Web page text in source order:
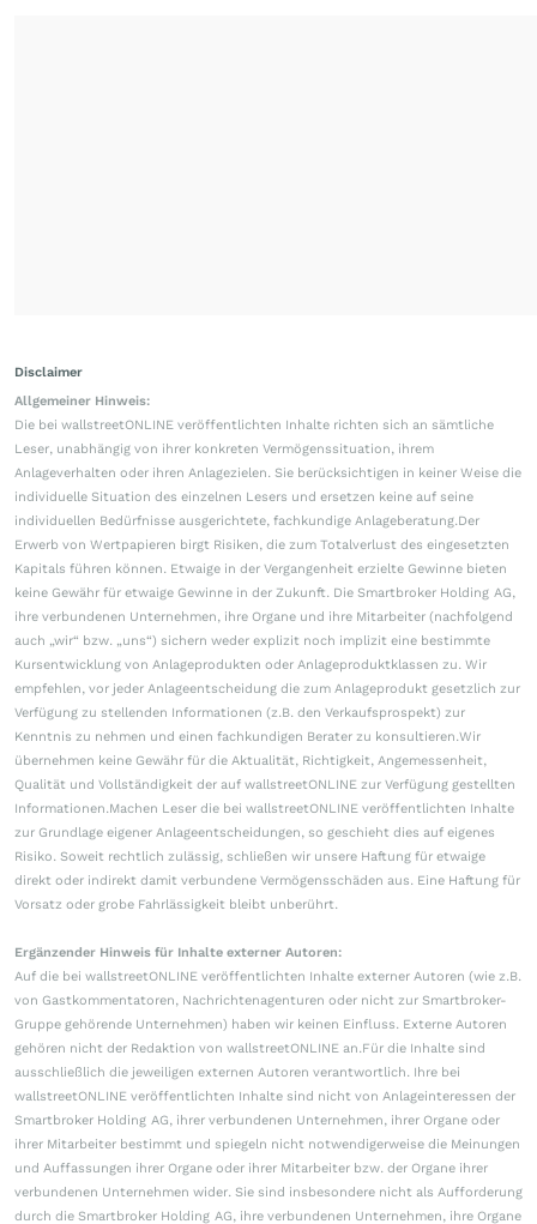
Disclaimer
Allgemeiner Hinweis:
Die bei wallstreetONLINE veröffentlichten Inhalte richten sich an sämtliche
Leser, unabhängig von ihrer konkreten Vermögenssituation, ihrem
Anlageverhalten oder ihren Anlagezielen. Sie berücksichtigen in keiner Weise die
individuelle Situation des einzelnen Lesers und ersetzen keine auf seine
individuellen Bedürfnisse ausgerichtete, fachkundige Anlageberatung.Der
Erwerb von Wertpapieren birgt Risiken, die zum Totalverlust des eingesetzten
Kapitals führen können. Etwaige in der Vergangenheit erzielte Gewinne bieten
keine Gewähr für etwaige Gewinne in der Zukunft. Die Smartbroker Holding AG,
ihre verbundenen Unternehmen, ihre Organe und ihre Mitarbeiter (nachfolgend
auch „wir“ bzw. „uns“) sichern weder explizit noch implizit eine bestimmte
Kursentwicklung von Anlageprodukten oder Anlageproduktklassen zu. Wir
empfehlen, vor jeder Anlageentscheidung die zum Anlageprodukt gesetzlich zur
Verfügung zu stellenden Informationen (z.B. den Verkaufsprospekt) zur
Kenntnis zu nehmen und einen fachkundigen Berater zu konsultieren.Wir
übernehmen keine Gewähr für die Aktualität, Richtigkeit, Angemessenheit,
Qualität und Vollständigkeit der auf wallstreetONLINE zur Verfügung gestellten
Informationen.Machen Leser die bei wallstreetONLINE veröffentlichten Inhalte
zur Grundlage eigener Anlageentscheidungen, so geschieht dies auf eigenes
Risiko. Soweit rechtlich zulässig, schließen wir unsere Haftung für etwaige
direkt oder indirekt damit verbundene Vermögensschäden aus. Eine Haftung für
Vorsatz oder grobe Fahrlässigkeit bleibt unberührt.
Ergänzender Hinweis für Inhalte externer Autoren:
Auf die bei wallstreetONLINE veröffentlichten Inhalte externer Autoren (wie z.B.
von Gastkommentatoren, Nachrichtenagenturen oder nicht zur Smartbroker-
Gruppe gehörende Unternehmen) haben wir keinen Einfluss. Externe Autoren
gehören nicht der Redaktion von wallstreetONLINE an.Für die Inhalte sind
ausschließlich die jeweiligen externen Autoren verantwortlich. Ihre bei
wallstreetONLINE veröffentlichten Inhalte sind nicht von Anlageinteressen der
Smartbroker Holding AG, ihrer verbundenen Unternehmen, ihrer Organe oder
ihrer Mitarbeiter bestimmt und spiegeln nicht notwendigerweise die Meinungen
und Auffassungen ihrer Organe oder ihrer Mitarbeiter bzw. der Organe ihrer
verbundenen Unternehmen wider. Sie sind insbesondere nicht als Aufforderung
durch die Smartbroker Holding AG, ihre verbundenen Unternehmen, ihre Organe